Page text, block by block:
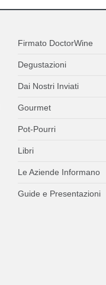
Firmato DoctorWine
Degustazioni
Dai Nostri Inviati
Gourmet
Pot-Pourri
Libri
Le Aziende Informano
Guide e Presentazioni